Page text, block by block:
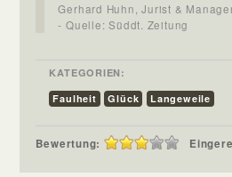
Gerhard Huhn, Jurist &
- Quelle: Süddt. Zeitung
KATEGORIEN:
Faulheit
Glück Langeweile
Bewertung: